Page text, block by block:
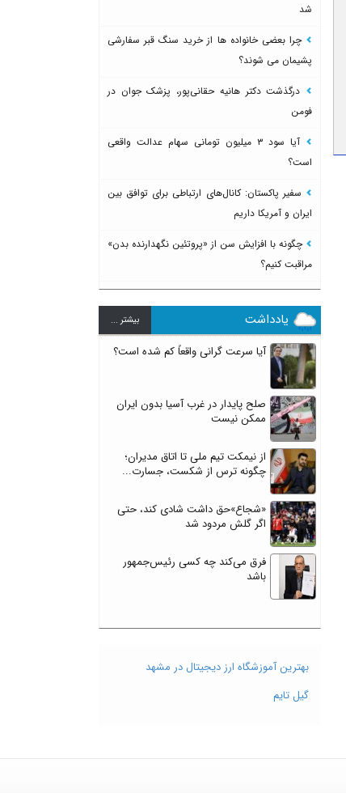
شد
چرا بعضی خانواده ها از خرید سنگ قبر سفارشی
پشیمان می شوند؟
درگذشت دکتر هانیه حقانی‌پور، پزشک جوان در
فومن
آیا سود ۳ میلیون تومانی سهام عدالت واقعی
است؟
سفیر پاکستان: کانال‌های ارتباطی برای توافق بین
ایران و آمریکا داریم
چگونه با افزایش سن از «پروتئین نگهدارنده بدن»
مراقبت کنیم؟
یادداشت بيشتر ...
آیا سرعت گرانی واقعاً کم شده است؟
صلح پایدار در غرب آسیا بدون ایران
ممکن نیست
از نیمکت تیم ملی تا اتاق مدیران؛
چگونه ترس از شکست، جسارت...
«شجاع»حق داشت شادی کند، حتی
اگر گلش مردود شد
فرق می‌کند چه کسی رئیس‌جمهور
باشد
بهترین آموزشگاه ارز دیجیتال در مشهد
گیل تایم